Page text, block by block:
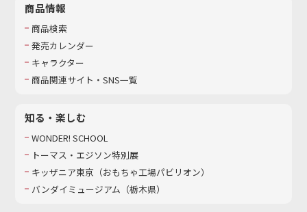
商品情報
商品検索
発売カレンダー
キャラクター
商品関連サイト・SNS一覧
知る・楽しむ
WONDER! SCHOOL
トーマス・エジソン特別展
キッザニア東京（おもちゃ工場パビリオン）​
バンダイミュージアム（栃木県）